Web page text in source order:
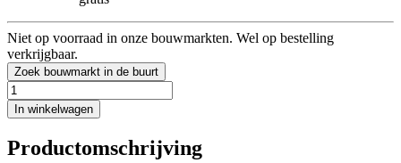
Niet op voorraad in onze bouwmarkten. Wel op bestelling
verkrijgbaar.
Zoek bouwmarkt in de buurt
In winkelwagen
Productomschrijving